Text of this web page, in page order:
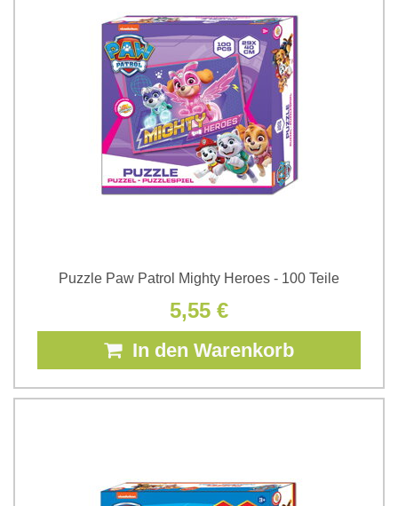
Puzzle Paw Patrol Mighty Heroes - 100 Teile
5,55 €
In den Warenkorb